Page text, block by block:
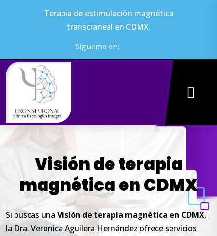
Terapia de estimulación magnética
transcraneal en CDMX.
Sigueme en:
Visióndeterapia
magnéticaenCDMX
Si buscas una Visión de terapia magnética en CDMX,
la Dra. Verónica Aguilera Hernández ofrece servicios